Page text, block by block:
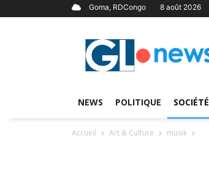
Goma, RDCongo 8 août 2026
NEWS POLITIQUE SOCIÉTÉ
Accueil Art & Culture musik